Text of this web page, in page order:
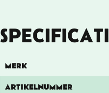
MERK
ARTIKELNUMMER